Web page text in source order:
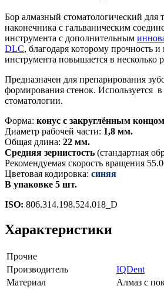
Бор алмазный стоматологический для
наконечника с гальваническим
инструмента с дополнительным
DLC, благодаря которому прочность и
инструмента повышается в несколько
Предназначен для препарирования
формирования стенок. Используется в
стоматологии.
Форма: конус с закруглённым концом
Диаметр рабочей части: 1,8 мм.
Общая длина: 22 мм.
Средняя зернистость (стандартная
Рекомендуемая скорость вращения
Цветовая кодировка: синяя
В упаковке 5 шт.
ISO: 806.314.198.524.018_D
Характеристики
Прочие
Производитель
IQDent
Материал
Алмаз с